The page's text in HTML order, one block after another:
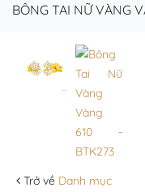
BÔNG TAI NỮ VÀNG
Trở về Danh mục